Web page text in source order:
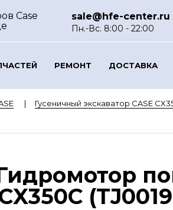
Case
sale@hfe-center.ru
Пн.-Вс. 8:00 - 22:00
РЕМОНТ ДОСТАВКА
Гусеничный экскаватор CASE